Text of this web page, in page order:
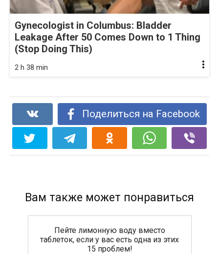
Gynecologist in Columbus: Bladder
Leakage After 50 Comes Down to 1 Thing
(Stop Doing This)
2 h 38 min
Поделиться на Facebook
Вам также может понравиться
Пейте лимонную воду вместо
таблеток, если у вас есть одна из этих
15 проблем!